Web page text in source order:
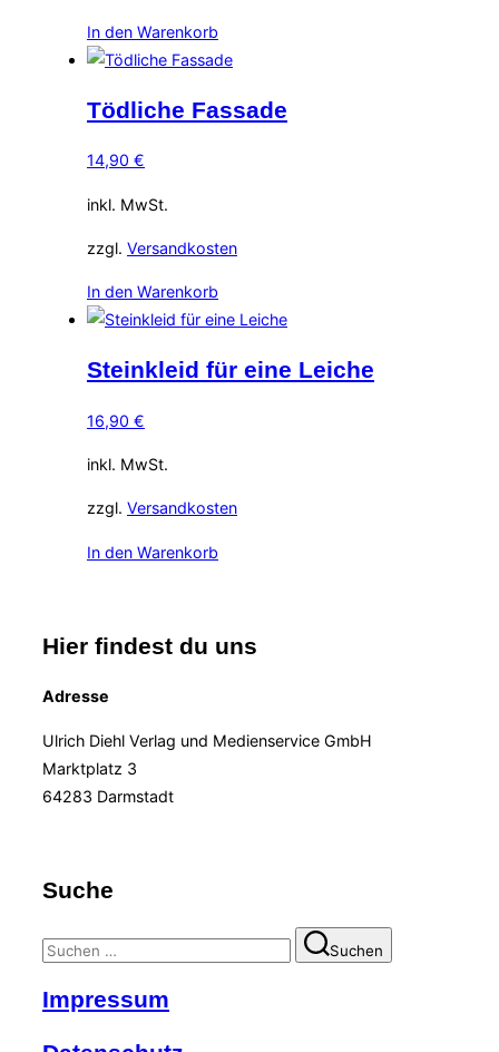
In den Warenkorb
Tödliche Fassade
14,90 €
inkl. MwSt.
zzgl. Versandkosten
In den Warenkorb
Steinkleid für eine Leiche
16,90 €
inkl. MwSt.
zzgl. Versandkosten
In den Warenkorb
Hier findest du uns
Adresse
Ulrich Diehl Verlag und Medienservice GmbH
Marktplatz 3
64283 Darmstadt
Suche
Suchen
nach:
Suchen
Impressum